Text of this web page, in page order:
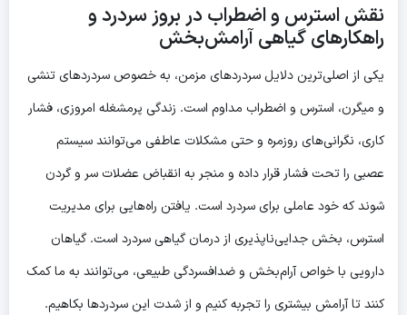
نقش استرس و اضطراب در بروز سردرد و
راهکارهای گیاهی آرامش‌بخش
یکی از اصلی‌ترین دلایل سردردهای مزمن، به خصوص سردردهای تنشی
و میگرن، استرس و اضطراب مداوم است. زندگی پرمشغله امروزی، فشار
کاری، نگرانی‌های روزمره و حتی مشکلات عاطفی می‌توانند سیستم
عصبی را تحت فشار قرار داده و منجر به انقباض عضلات سر و گردن
شوند که خود عاملی برای سردرد است. یافتن راه‌هایی برای مدیریت
استرس، بخش جدایی‌ناپذیری از درمان گیاهی سردرد است. گیاهان
دارویی با خواص آرام‌بخش و ضدافسردگی طبیعی، می‌توانند به ما کمک
کنند تا آرامش بیشتری را تجربه کنیم و از شدت این سردردها بکاهیم.